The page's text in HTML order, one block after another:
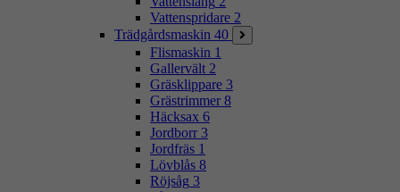
Vattenspridare 2
Trädgårdsmaskin 40
Flismaskin 1
Gallervält 2
Gräsklippare 3
Grästrimmer 8
Häcksax 6
Jordborr 3
Jordfräs 1
Lövblås 8
Röjsåg 3